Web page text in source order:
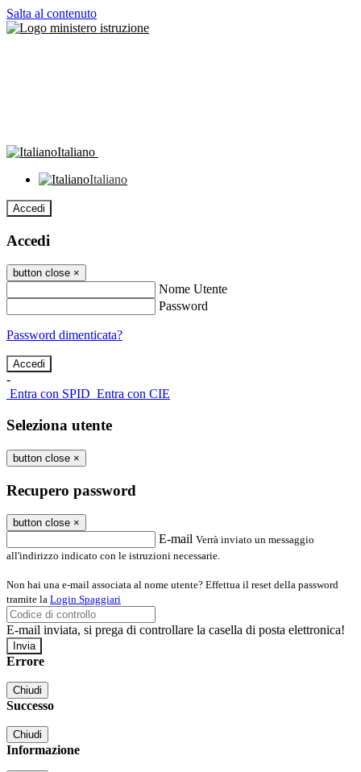
Salta al contenuto
Italiano
Italiano
Accedi
Accedi
button close ×
Nome Utente
Password
Password dimenticata?
-
Entra con SPID Entra con CIE
Seleziona utente
button close ×
Recupero password
button close ×
E-mail Verrà inviato un messaggio
all'indirizzo indicato con le istruzioni necessarie.
Non hai una e-mail associata al nome utente? Effettua il reset della password
tramite la Login Spaggiari
E-mail inviata, si prega di controllare la casella di posta elettronica!
Errore
Chiudi
Successo
Chiudi
Informazione